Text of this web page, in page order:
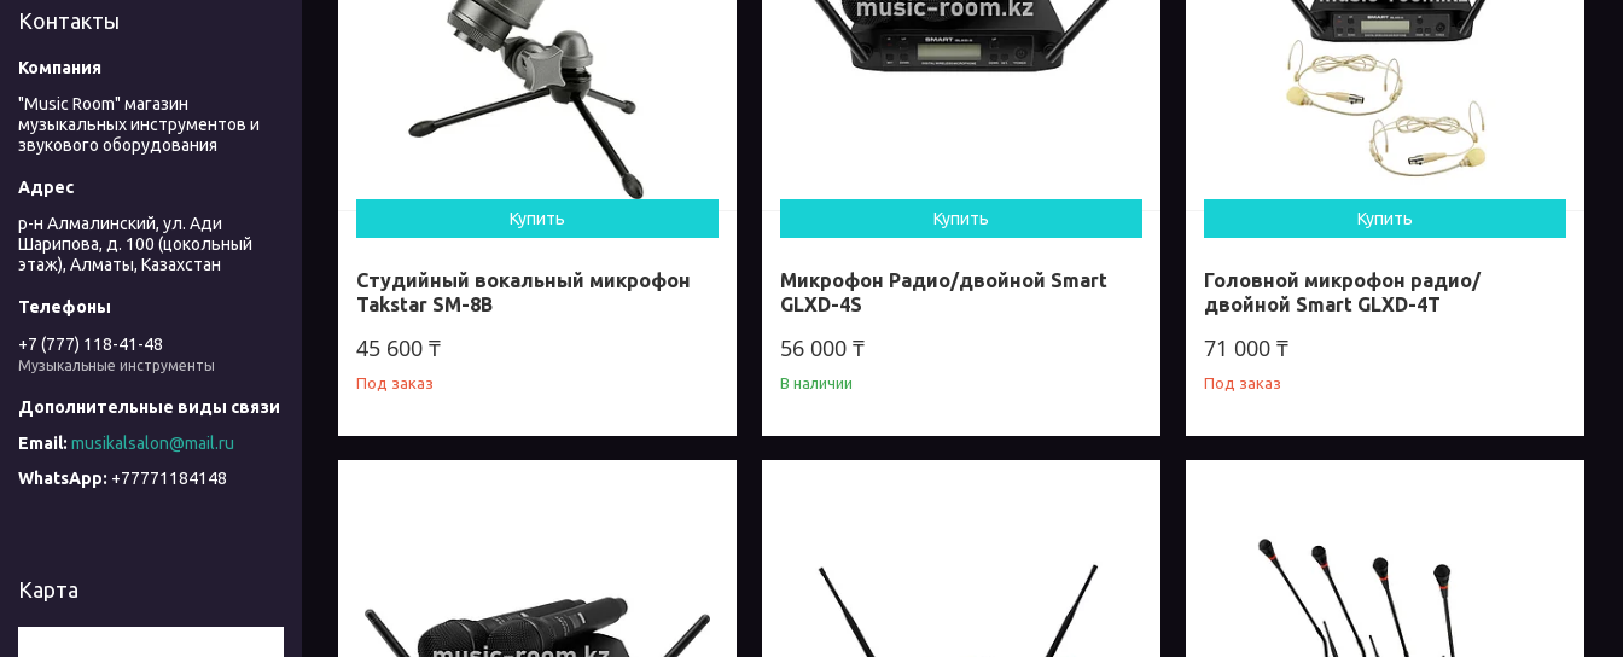
Купить
Студийный вокальный микрофон
Takstar SM-8B
45 600 ₸
Под заказ
Купить
Микрофон Радио/двойной Smart
GLXD-4S
56 000 ₸
В наличии
Купить
Головной микрофон радио/
двойной Smart GLXD-4T
71 000 ₸
Под заказ
Контакты
"Music Room" магазин
музыкальных инструментов и
звукового оборудования
р-н Алмалинский, ул. Ади
Шарипова, д. 100 (цокольный
этаж), Алматы, Казахстан
+7 (777) 118-41-48
Музыкальные инструменты
musikalsalon@mail.ru
+77771184148
Карта